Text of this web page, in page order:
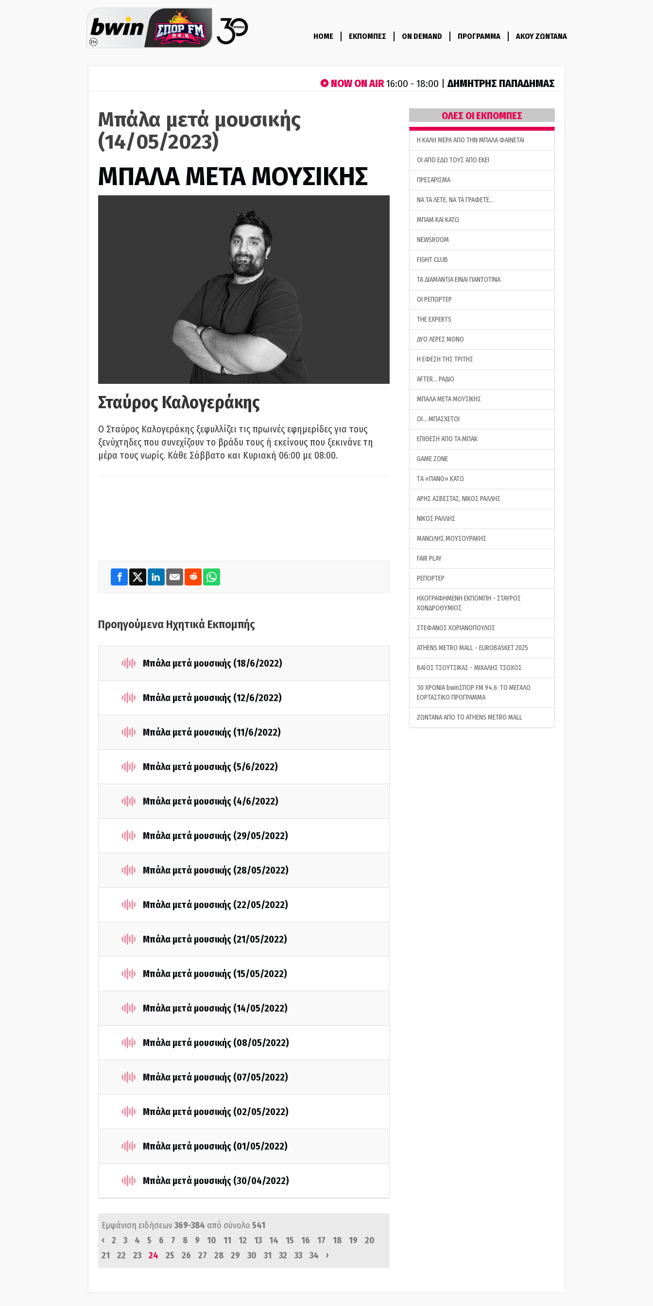
HOME ΕΚΠΟΜΠΕΣ ON DEMAND ΠΡΟΓΡΑΜΜΑ ΑΚΟΥ ΖΩΝΤΑΝΑ
NOW ON AIR16:00 - 18:00 |ΔΗΜΗΤΡΗΣ ΠΑΠΑΔΗΜΑΣ
Μπάλα μετά μουσικής
(14/05/2023)
ΜΠΑΛΑ ΜΕΤΑ ΜΟΥΣΙΚΗΣ
Σταύρος Καλογεράκης
Ο Σταύρος Καλογεράκης ξεφυλλίζει τις πρωινές εφημερίδες για τους
ξενύχτηδες που συνεχίζουν το βράδυ τους ή εκείνους που ξεκινάνε τη
μέρα τους νωρίς. Κάθε Σάββατο και Κυριακή 06:00 με 08:00.
Προηγούμενα Ηχητικά Εκπομπής
Μπάλα μετά μουσικής (18/6/2022)
Μπάλα μετά μουσικής (12/6/2022)
Μπάλα μετά μουσικής (11/6/2022)
Μπάλα μετά μουσικής (5/6/2022)
Μπάλα μετά μουσικής (4/6/2022)
Μπάλα μετά μουσικής (29/05/2022)
Μπάλα μετά μουσικής (28/05/2022)
Μπάλα μετά μουσικής (22/05/2022)
Μπάλα μετά μουσικής (21/05/2022)
Μπάλα μετά μουσικής (15/05/2022)
Μπάλα μετά μουσικής (14/05/2022)
Μπάλα μετά μουσικής (08/05/2022)
Μπάλα μετά μουσικής (07/05/2022)
Μπάλα μετά μουσικής (02/05/2022)
Μπάλα μετά μουσικής (01/05/2022)
Μπάλα μετά μουσικής (30/04/2022)
Εμφάνιση ειδήσεων369-384 από σύνολο 541
‹
2 3 4 5 6 7 8 9 10 11 12 13 14 15 16 17 18 19
20
21
22 23 24 25 26 27 28 29 30 31 32 33 34 ›
ΟΛΕΣ ΟΙ ΕΚΠΟΜΠΕΣ
H ΚΑΛΗ ΜΕΡΑ ΑΠΟ ΤΗΝ ΜΠΑΛΑ ΦΑΙΝΕΤΑΙ
ΟΙ ΑΠΟ ΕΔΩ ΤΟΥΣ ΑΠΟ ΕΚΕΙ
ΠΡΕΣΑΡΙΣΜΑ
ΝΑ ΤΑ ΛΕΤΕ, ΝΑ ΤΑ ΓΡΑΦΕΤΕ…
ΜΠΑΜ ΚΑΙ ΚΑΤΩ
NEWSROOM
FIGHT CLUB
ΤΑ ΔΙΑΜΑΝΤΙΑ ΕΙΝΑΙ ΠΑΝΤΟΤΙΝΑ
ΟΙ ΡΕΠΟΡΤΕΡ
THE EXPERTS
ΔΥΟ ΛΕΡΕΣ ΜΟΝΟ
Η ΕΦΕΣΗ ΤΗΣ ΤΡΙΤΗΣ
AFTER… ΡΑΔΙΟ
ΜΠΑΛΑ ΜΕΤΑ ΜΟΥΣΙΚΗΣ
ΟΙ… ΜΠΑΣΧΕΤΟΙ
ΕΠΙΘΕΣΗ ΑΠΟ ΤΑ ΜΠΑΚ
GAME ZONE
ΤA «ΠΑΝΟ» ΚΑΤΩ
ΑΡΗΣ ΑΣΒΕΣΤΑΣ, ΝΙΚΟΣ ΡΑΛΛΗΣ
ΝΙΚΟΣ ΡΑΛΛΗΣ
ΜΑΝΩΛΗΣ ΜΟΥΣΟΥΡΑΚΗΣ
FAIR PLAY
ΡΕΠΟΡΤΕΡ
ΗΧΟΓΡΑΦΗΜΕΝΗ ΕΚΠΟΜΠΗ - ΣΤΑΥΡΟΣ
ΧΟΝΔΡΟΘΥΜΙΟΣ
ΣΤΕΦΑΝΟΣ ΧΩΡΙΑΝΟΠΟΥΛΟΣ
ATHENS METRO MALL - EUROBASKET 2025
ΒΑΪΟΣ ΤΣΟΥΤΣΙΚΑΣ - ΜΙΧΑΛΗΣ ΤΣΟΧΟΣ
30 ΧΡΟΝΙΑ bwinΣΠΟΡ FM 94,6: ΤΟ ΜΕΓΑΛΟ
ΕΟΡΤΑΣΤΙΚΟ ΠΡΟΓΡΑΜΜΑ
ΖΩΝΤΑΝΑ ΑΠΟ ΤΟ ATHENS METRO MALL